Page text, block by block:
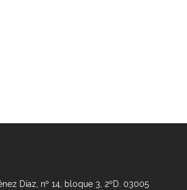
Díaz, nº 14, bloque 3, 2ºD. 03005